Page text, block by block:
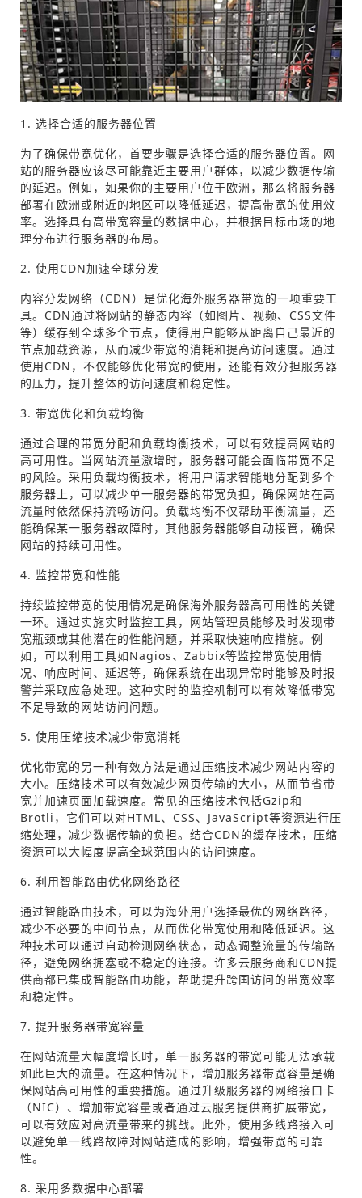
1. 选择合适的服务器位置
为了确保带宽优化，首要步骤是选择合适的服务器位置。网
站的服务器应该尽可能靠近主要用户群体，以减少数据传输
的延迟。例如，如果你的主要用户位于欧洲，那么将服务器
部署在欧洲或附近的地区可以降低延迟，提高带宽的使用效
率。选择具有高带宽容量的数据中心，并根据目标市场的地
理分布进行服务器的布局。
2. 使用CDN加速全球分发
内容分发网络（CDN）是优化海外服务器带宽的一项重要工
具。CDN通过将网站的静态内容（如图片、视频、CSS文件
等）缓存到全球多个节点，使得用户能够从距离自己最近的
节点加载资源，从而减少带宽的消耗和提高访问速度。通过
使用CDN，不仅能够优化带宽的使用，还能有效分担服务器
的压力，提升整体的访问速度和稳定性。
3. 带宽优化和负载均衡
通过合理的带宽分配和负载均衡技术，可以有效提高网站的
高可用性。当网站流量激增时，服务器可能会面临带宽不足
的风险。采用负载均衡技术，将用户请求智能地分配到多个
服务器上，可以减少单一服务器的带宽负担，确保网站在高
流量时依然保持流畅访问。负载均衡不仅帮助平衡流量，还
能确保某一服务器故障时，其他服务器能够自动接管，确保
网站的持续可用性。
4. 监控带宽和性能
持续监控带宽的使用情况是确保海外服务器高可用性的关键
一环。通过实施实时监控工具，网站管理员能够及时发现带
宽瓶颈或其他潜在的性能问题，并采取快速响应措施。例
如，可以利用工具如Nagios、Zabbix等监控带宽使用情
况、响应时间、延迟等，确保系统在出现异常时能够及时报
警并采取应急处理。这种实时的监控机制可以有效降低带宽
不足导致的网站访问问题。
5. 使用压缩技术减少带宽消耗
优化带宽的另一种有效方法是通过压缩技术减少网站内容的
大小。压缩技术可以有效减少网页传输的大小，从而节省带
宽并加速页面加载速度。常见的压缩技术包括Gzip和
Brotli，它们可以对HTML、CSS、JavaScript等资源进行压
缩处理，减少数据传输的负担。结合CDN的缓存技术，压缩
资源可以大幅度提高全球范围内的访问速度。
6. 利用智能路由优化网络路径
通过智能路由技术，可以为海外用户选择最优的网络路径，
减少不必要的中间节点，从而优化带宽使用和降低延迟。这
种技术可以通过自动检测网络状态，动态调整流量的传输路
径，避免网络拥塞或不稳定的连接。许多云服务商和CDN提
供商都已集成智能路由功能，帮助提升跨国访问的带宽效率
和稳定性。
7. 提升服务器带宽容量
在网站流量大幅度增长时，单一服务器的带宽可能无法承载
如此巨大的流量。在这种情况下，增加服务器带宽容量是确
保网站高可用性的重要措施。通过升级服务器的网络接口卡
（NIC）、增加带宽容量或者通过云服务提供商扩展带宽，
可以有效应对高流量带来的挑战。此外，使用多线路接入可
以避免单一线路故障对网站造成的影响，增强带宽的可靠
性。
8. 采用多数据中心部署